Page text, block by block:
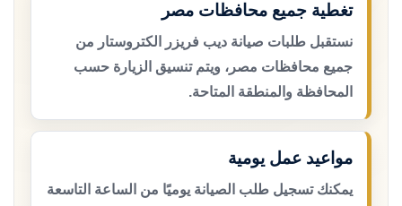
تغطية جميع محافظات مصر
نستقبل طلبات صيانة ديب فريزر الكتروستار من
جميع محافظات مصر، ويتم تنسيق الزيارة حسب
المحافظة والمنطقة المتاحة.
مواعيد عمل يومية
يمكنك تسجيل طلب الصيانة يوميًا من الساعة التاسعة